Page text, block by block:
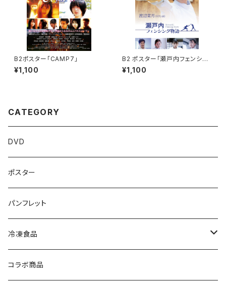
B2ポスター「CAMP7」
¥1,100
B2 ポスター「瀬戸内フェンシン
グ物語」
¥1,100
CATEGORY
DVD
ポスター
パンフレット
冷凍食品
ラーメン
コラボ商品